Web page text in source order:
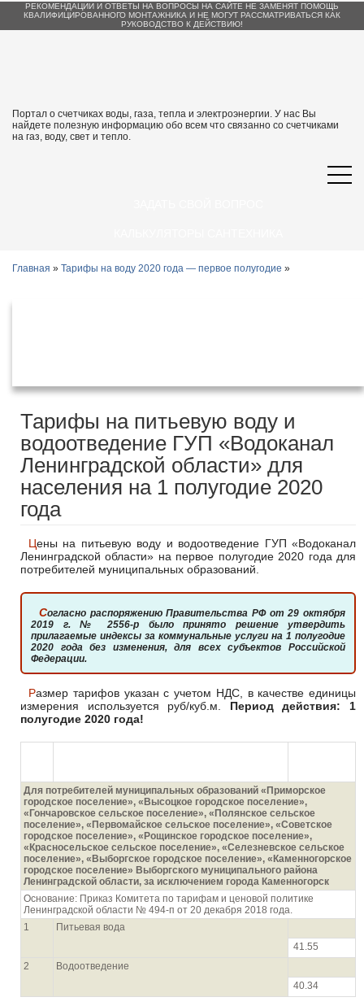
РЕКОМЕНДАЦИИ И ОТВЕТЫ НА ВОПРОСЫ НА САЙТЕ НЕ ЗАМЕНЯТ ПОМОЩЬ
КВАЛИФИЦИРОВАННОГО МОНТАЖНИКА И НЕ МОГУТ РАССМАТРИВАТЬСЯ КАК
РУКОВОДСТВО К ДЕЙСТВИЮ!
Портал о счетчиках воды, газа, тепла и электроэнергии. У нас Вы
найдете полезную информацию обо всем что связанно со счетчиками
на газ, воду, свет и тепло.
Главная » Тарифы на воду 2020 года — первое полугодие »
Тарифы на питьевую воду и
водоотведение ГУП «Водоканал
Ленинградской области» для
населения на 1 полугодие 2020
года
Цены на питьевую воду и водоотведение ГУП «Водоканал
Ленинградской области» на первое полугодие 2020 года для
потребителей муниципальных образований.
Согласно распоряжению Правительства РФ от 29 октября
2019 г. № 2556-р было принято решение утвердить
прилагаемые индексы за коммунальные услуги на 1 полугодие
2020 года без изменения, для всех субъектов Российской
Федерации.
Размер тарифов указан с учетом НДС, в качестве единицы
измерения используется руб/куб.м. Период действия: 1
полугодие 2020 года!
Для потребителей муниципальных образований «Приморское
городское поселение», «Высоцкое городское поселение»,
«Гончаровское сельское поселение», «Полянское сельское
поселение», «Первомайское сельское поселение», «Советское
городское поселение», «Рощинское городское поселение»,
«Красносельское сельское поселение», «Селезневское сельское
поселение», «Выборгское городское поселение», «Каменногорское
городское поселение» Выборгского муниципального района
Ленинградской области, за исключением города Каменногорск
Основание: Приказ Комитета по тарифам и ценовой политике
Ленинградской области № 494-п от 20 декабря 2018 года.
1
Питьевая вода
41.55
2
Водоотведение
40.34